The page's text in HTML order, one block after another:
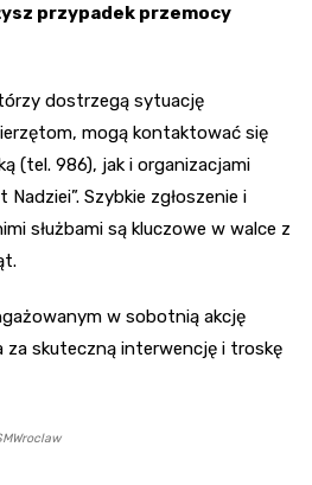
przypadek przemocy
dostrzegą sytuację
mogą kontaktować się
(tel. 986), jak i organizacjami
Szybkie zgłoszenie i
służbami są kluczowe w walce z
w sobotnią akcję
za skuteczną interwencję i troskę